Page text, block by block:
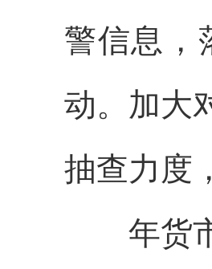
警信息，
动。加大
抽查力度
年货